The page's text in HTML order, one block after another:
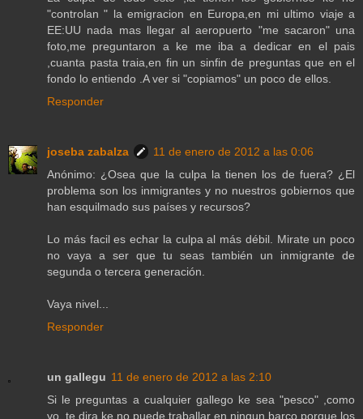
"controlan " la emigracion en Europa,en mi ultimo viaje a
EE:UU nada mas llegar al aeropuerto "me sacaron" una
foto,me preguntaron a ke me iba a dedicar en el pais
,cuanta pasta traia,en fin un sinfin de preguntas que en el
fondo lo entiendo .A ver si "copiamos" un poco de ellos.
Responder
joseba zabalza
11 de enero de 2012 a las 0:06
Anónimo: ¿Osea que la culpa la tienen los de fuera? ¿El
problema son los inmigrantes y no nuestros gobiernos que
han esquilmado sus países y recursos?
Lo más facil es echar la culpa al más débil. Mirate un poco
no vaya a ser que tu seas también un inmigrante de
segunda o tercera generación.
Vaya nivel...
Responder
un gallegu 11 de enero de 2012 a las 2:10
Si le preguntas a cualquier gallego ke sea "pesco" ,como
yo, te dira ke no puede traballar en ningun barco porque los